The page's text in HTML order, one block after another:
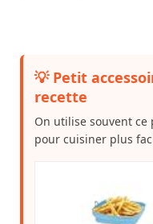
💡 Petit
recette
On utilise souvent ce
pour cuisiner plus